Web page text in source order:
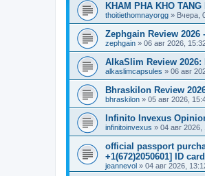
KHAM PHA KHO
thoitiethomnayorgg » Вчера,
Zephgain Review 2026
zephgain » 06 авг 2026,
AlkaSlim Review
alkaslimcapsules » 06 авг
Bhraskilon Review
bhraskilon » 05 авг 2026,
Infinito Invexus
infinitoinvexus » 04 авг 2026,
official passport
+1(672)2050601] ID
jeannevol » 04 авг 2026,